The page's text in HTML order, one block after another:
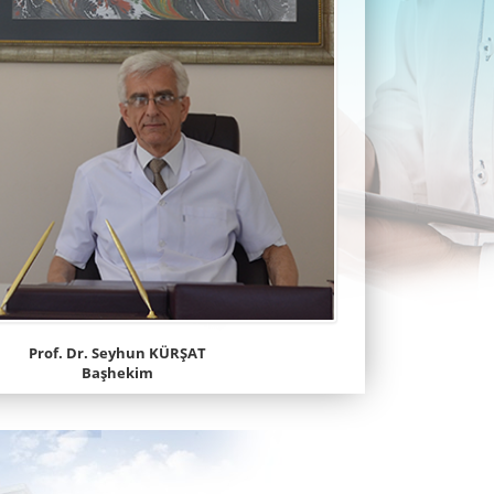
Prof. Dr. Seyhun KÜRŞAT
Başhekim